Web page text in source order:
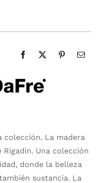
colección. La madera
Rigadin. Una colección
donde la belleza
sustancia. La